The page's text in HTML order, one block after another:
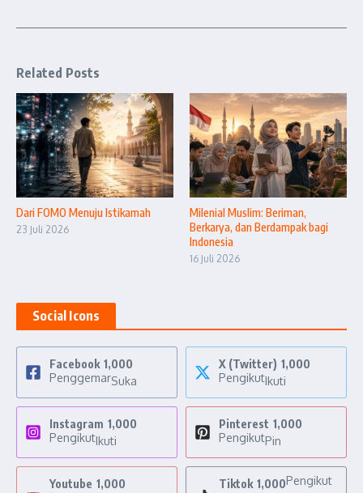
Related Posts
Dari FOMO Menuju Istikamah
23 Juli 2026
Milenial Muslim: Beriman,
Berkarya, dan Berdampak bagi
Indonesia
16 Juli 2026
Social Icons
Facebook 1,000
PenggemarSuka
X (Twitter) 1,000
PengikutIkuti
Instagram 1,000
PengikutIkuti
Pinterest 1,000
PengikutPin
Youtube 1,000
Tiktok 1,000Pengikut